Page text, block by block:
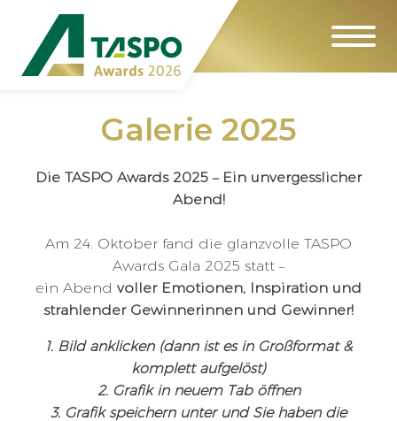
Galerie 2025
Die TASPO Awards 2025 – Ein unvergesslicher
Abend!
Am 24. Oktober fand die glanzvolle TASPO
Awards Gala 2025 statt –
ein Abend voller Emotionen, Inspiration und
strahlender Gewinnerinnen und Gewinner!
1. Bild anklicken (dann ist es in Großformat &
komplett aufgelöst)
2. Grafik in neuem Tab öffnen
3. Grafik speichern unter und Sie haben die